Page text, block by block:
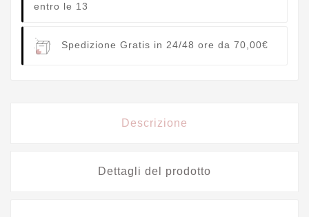
entro le 13
Spedizione Gratis in 24/48 ore da 70,00€
Descrizione
Dettagli del prodotto